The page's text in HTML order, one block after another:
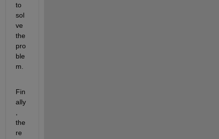
to
sol
ve
the
pro
ble
m.
Fin
ally
the
re